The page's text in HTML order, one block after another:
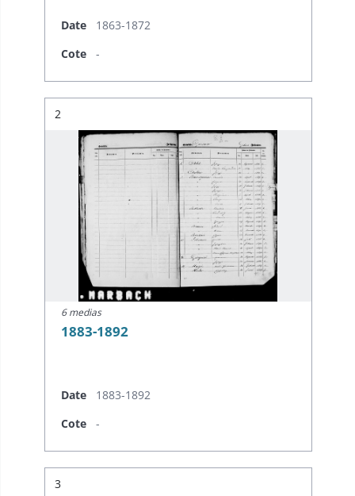
Date
1863-1872
Cote
-
Résultat n°
2
6 medias
1883-1892
Date
1883-1892
Cote
-
Résultat n°
3